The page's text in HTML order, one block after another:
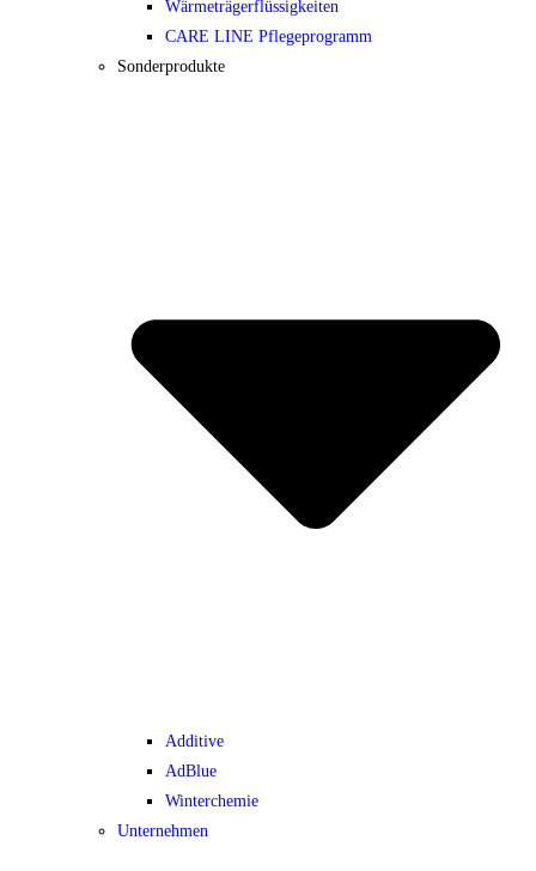
Wärmeträgerflüssigkeiten
CARE LINE Pflegeprogramm
Sonderprodukte
Additive
AdBlue
Winterchemie
Unternehmen